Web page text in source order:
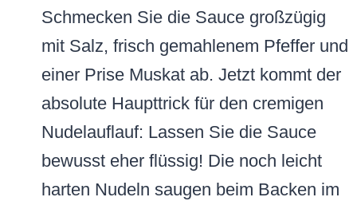
Schmecken Sie die Sauce großzügig
mit Salz, frisch gemahlenem Pfeffer und
einer Prise Muskat ab. Jetzt kommt der
absolute Haupttrick für den cremigen
Nudelauflauf: Lassen Sie die Sauce
bewusst eher flüssig! Die noch leicht
harten Nudeln saugen beim Backen im